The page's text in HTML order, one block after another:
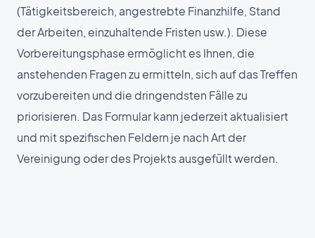
(Tätigkeitsbereich, angestrebte Finanzhilfe, Stand
der Arbeiten, einzuhaltende Fristen usw.). Diese
Vorbereitungsphase ermöglicht es Ihnen, die
anstehenden Fragen zu ermitteln, sich auf das Treffen
vorzubereiten und die dringendsten Fälle zu
priorisieren. Das Formular kann jederzeit aktualisiert
und mit spezifischen Feldern je nach Art der
Vereinigung oder des Projekts ausgefüllt werden.